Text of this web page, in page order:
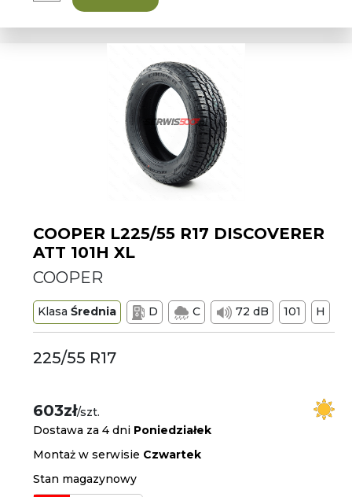
COOPER L225/55 R17 DISCOVERER
ATT 101H XL
COOPER
KlasaŚrednia D C 72 dB 101 H
225/55 R17
603zł/szt.
Dostawa za 4 dni Poniedziałek
Montaż w serwisie Czwartek
Stan magazynowy